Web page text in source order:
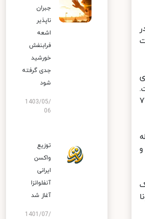
جبران
ناپذیر
اشعه
فرابنفش
خورشید
جدی گرفته
شود
1403/05/
06
توزیع
واکسن
ایرانی
آنفلوانزا
آغاز شد
1401/07/